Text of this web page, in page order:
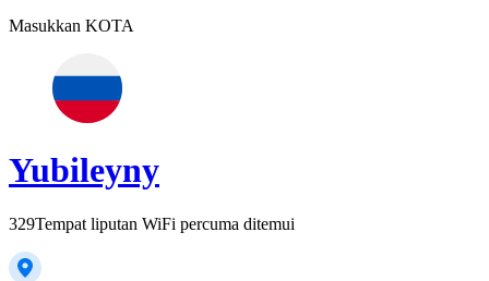
Masukkan KOTA
Yubileyny
329Tempat liputan WiFi percuma ditemui